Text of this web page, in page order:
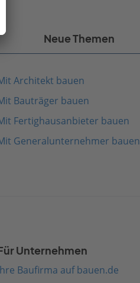
Neue Themen
Architekt bauen
Bauträger bauen
Fertighausanbieter bauen
Generalunternehmer bauen
Unternehmen
Baufirma auf bauen.de